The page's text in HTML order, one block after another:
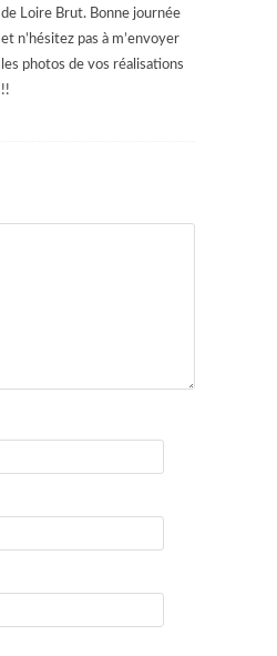
de Loire Brut. Bonne journée
et n’hésitez pas à m’envoyer
les photos de vos réalisations
!!